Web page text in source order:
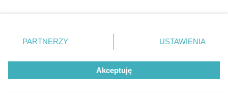
zmienić/wycofać klikając przycisk ustawień prywatności
znajdujący się w lewym dolnym rogu strony
rodzaje przetwarzania danych nie wymagają zgody
użytkownika, ale masz prawo sprzeciwić się takiemu
przetwarzaniu. Preferencje będą miały zastosowanie tylko
PARTNERZY USTAWIENIA
Akceptuję